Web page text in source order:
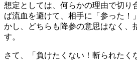
想定としては、何らかの理由で切り
ば流血を避けて、相手に「参った！
かし、どちらも降参の意思はなく、
す。
さて、「負けたくない！斬られたく